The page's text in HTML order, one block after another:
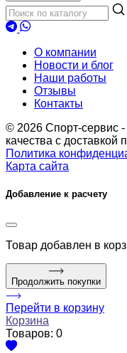
О компании
Новости и блог
Наши работы
Отзывы
Контакты
© 2026 Спорт-сервис
качества с
Политика
Карта сайта
Добавление к расчету
Товар добавлен в
Продолжить покупки
Перейти в корзину
Корзина
Товаров: 0